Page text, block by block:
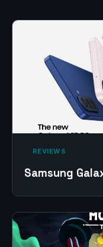
‎ REVIEWS‎
Samsung